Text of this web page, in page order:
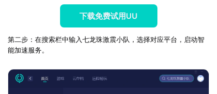
下载免费试用UU
第二步：在搜索栏中输入七龙珠激震小队，选择对应平台，启动智
能加速服务。